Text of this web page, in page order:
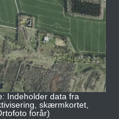
Indeholder data fra
skærmkortet,
forår)